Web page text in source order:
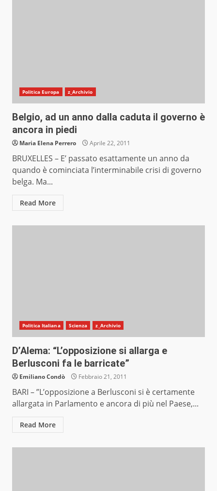
Politica Europa z_Archivio
Belgio, ad un anno dalla caduta il governo è
ancora in piedi
Maria Elena Perrero Aprile 22, 2011
BRUXELLES – E’ passato esattamente un anno da
quando è cominciata l’interminabile crisi di governo
belga. Ma...
Read More
Politica Italiana Scienza z_Archivio
D’Alema: “L’opposizione si allarga e
Berlusconi fa le barricate”
Emiliano Condò Febbraio 21, 2011
BARI – ”L’opposizione a Berlusconi si è certamente
allargata in Parlamento e ancora di più nel Paese,...
Read More